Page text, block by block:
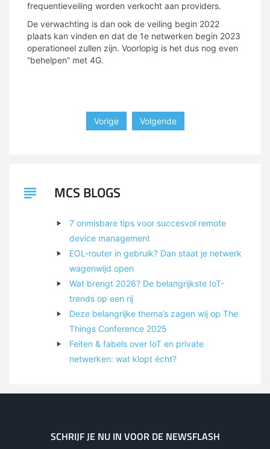
frequentieveiling worden verkocht aan providers.
De verwachting is dan ook de veiling begin 2022
plaats kan vinden en dat de 1e netwerken begin 2023
operationeel zullen zijn. Voorlopig is het dus nog even
“behelpen” met 4G.
Vorige Volgende
MCS BLOGS
7 onmisbare tips voor succesvol remote
device management
EOL-router in gebruik? Dan staat je netwerk
wagenwijd open
Wat brengt 2026? De belangrijkste IoT-
trends op een rij
Deze belangrijke thema’s zagen wij op The
Things Conference 2025
Feiten & fabels over IoT en private
netwerken: wat klopt écht?
SCHRIJF JE NU IN VOOR DE NEWSFLASH